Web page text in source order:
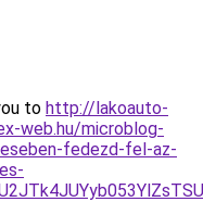
to http://lakoauto-
web.hu/microblog-
fedezd-fel-az-